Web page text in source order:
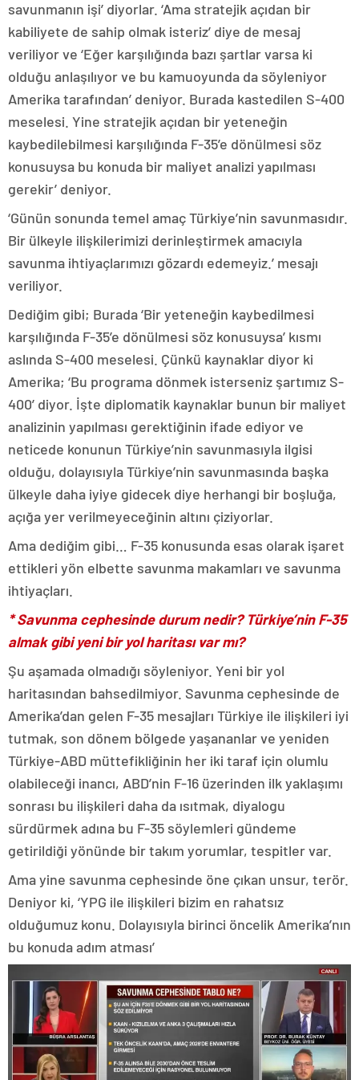
savunmanın işi’ diyorlar. ‘Ama stratejik açıdan bir
kabiliyete de sahip olmak isteriz’ diye de mesaj
veriliyor ve ‘Eğer karşılığında bazı şartlar varsa ki
olduğu anlaşılıyor ve bu kamuoyunda da söyleniyor
Amerika tarafından’ deniyor. Burada kastedilen S-400
meselesi. Yine stratejik açıdan bir yeteneğin
kaybedilebilmesi karşılığında F-35’e dönülmesi söz
konusuysa bu konuda bir maliyet analizi yapılması
gerekir’ deniyor.
‘Günün sonunda temel amaç Türkiye’nin savunmasıdır.
Bir ülkeyle ilişkilerimizi derinleştirmek amacıyla
savunma ihtiyaçlarımızı gözardı edemeyiz.’ mesajı
veriliyor.
Dediğim gibi; Burada ‘Bir yeteneğin kaybedilmesi
karşılığında F-35’e dönülmesi söz konusuysa’ kısmı
aslında S-400 meselesi. Çünkü kaynaklar diyor ki
Amerika; ‘Bu programa dönmek isterseniz şartımız S-
400’ diyor. İşte diplomatik kaynaklar bunun bir maliyet
analizinin yapılması gerektiğinin ifade ediyor ve
neticede konunun Türkiye’nin savunmasıyla ilgisi
olduğu, dolayısıyla Türkiye’nin savunmasında başka
ülkeyle daha iyiye gidecek diye herhangi bir boşluğa,
açığa yer verilmeyeceğinin altını çiziyorlar.
Ama dediğim gibi… F-35 konusunda esas olarak işaret
ettikleri yön elbette savunma makamları ve savunma
ihtiyaçları.
* Savunma cephesinde durum nedir? Türkiye’nin F-35
almak gibi yeni bir yol haritası var mı?
Şu aşamada olmadığı söyleniyor. Yeni bir yol
haritasından bahsedilmiyor. Savunma cephesinde de
Amerika’dan gelen F-35 mesajları Türkiye ile ilişkileri iyi
tutmak, son dönem bölgede yaşananlar ve yeniden
Türkiye-ABD müttefikliğinin her iki taraf için olumlu
olabileceği inancı, ABD’nin F-16 üzerinden ilk yaklaşımı
sonrası bu ilişkileri daha da ısıtmak, diyalogu
sürdürmek adına bu F-35 söylemleri gündeme
getirildiği yönünde bir takım yorumlar, tespitler var.
Ama yine savunma cephesinde öne çıkan unsur, terör.
Deniyor ki, ‘YPG ile ilişkileri bizim en rahatsız
olduğumuz konu. Dolayısıyla birinci öncelik Amerika’nın
bu konuda adım atması’